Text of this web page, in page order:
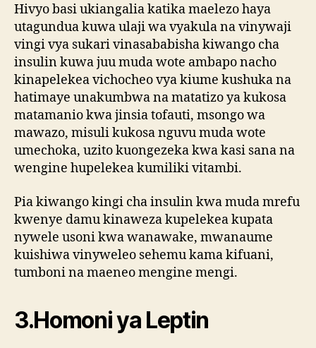
Hivyo basi ukiangalia katika maelezo haya
utagundua kuwa ulaji wa vyakula na vinywaji
vingi vya sukari vinasababisha kiwango cha
insulin kuwa juu muda wote ambapo nacho
kinapelekea vichocheo vya kiume kushuka na
hatimaye unakumbwa na matatizo ya kukosa
matamanio kwa jinsia tofauti, msongo wa
mawazo, misuli kukosa nguvu muda wote
umechoka, uzito kuongezeka kwa kasi sana na
wengine hupelekea kumiliki vitambi.
Pia kiwango kingi cha insulin kwa muda mrefu
kwenye damu kinaweza kupelekea kupata
nywele usoni kwa wanawake, mwanaume
kuishiwa vinyweleo sehemu kama kifuani,
tumboni na maeneo mengine mengi.
3.Homoni ya Leptin